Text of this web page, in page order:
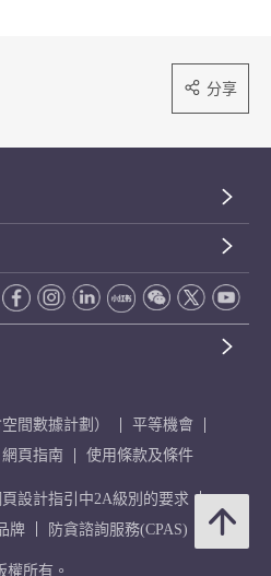
分享
間數據計劃）
平等機會
網頁指南 使用條款及條件
設計指引中2A級別的要求
牌 防貪諮詢服務(CPAS)
所有。